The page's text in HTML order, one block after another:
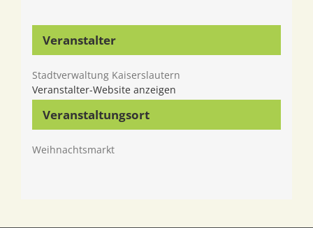
Veranstaltungsort
Weihnachtsmarkt
Veranstalter
Stadtverwaltung Kaiserslautern
Veranstalter-Website anzeigen